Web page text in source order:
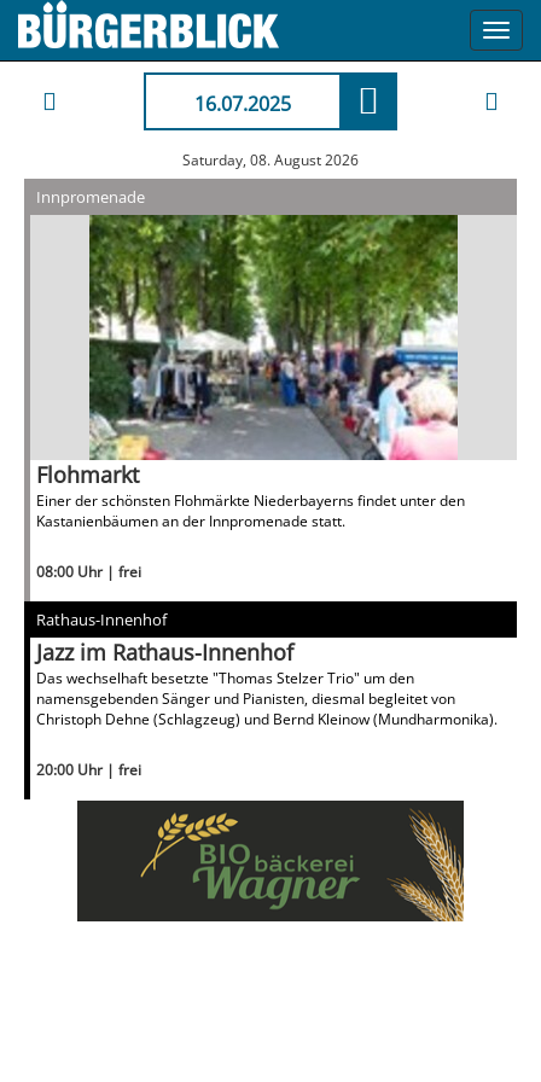
16.07.2025
Saturday, 08. August 2026
Innpromenade
Flohmarkt
Einer der schönsten Flohmärkte Niederbayerns findet unter den
Kastanienbäumen an der Innpromenade statt.
08:00 Uhr | frei
Rathaus-Innenhof
Jazz im Rathaus-Innenhof
Das wechselhaft besetzte "Thomas Stelzer Trio" um den
namensgebenden Sänger und Pianisten, diesmal begleitet von
Christoph Dehne (Schlagzeug) und Bernd Kleinow (Mundharmonika).
20:00 Uhr | frei